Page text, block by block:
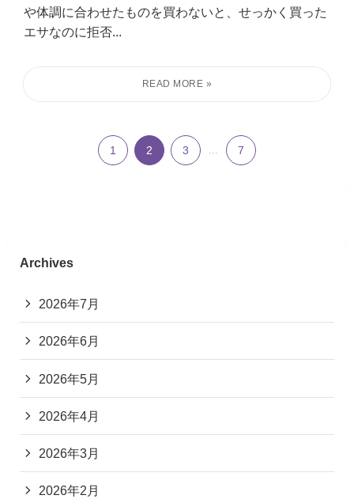
や体調に合わせたものを買わないと、せっかく買った
エサなのに拒否...
1 2 3 ... 7
Archives
2026年7月
2026年6月
2026年5月
2026年4月
2026年3月
2026年2月